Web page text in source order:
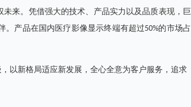
来。凭借强大的技术、产品实力以及品质表现，巨
产品在国内医疗影像显示终端有超过50%的市场占
以新格局适应新发展，全心全意为客户服务，追求